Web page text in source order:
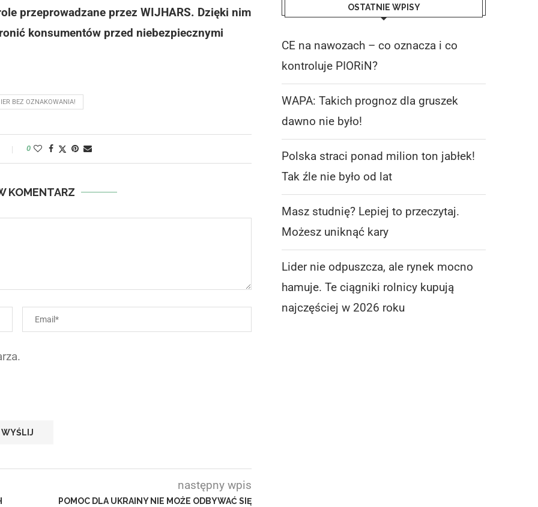
przeprowadzane przez WIJHARS. Dzięki nim
konsumentów przed niebezpiecznymi
BEZ OZNAKOWANIA!
0
KOMENTARZ
następny wpis
POMOC DLA UKRAINY NIE MOŻE ODBYWAĆ SIĘ
OSTATNIE WPISY
CE na nawozach – co oznacza i co
kontroluje PIORiN?
WAPA: Takich prognoz dla gruszek
dawno nie było!
Polska straci ponad milion ton jabłek!
Tak źle nie było od lat
Masz studnię? Lepiej to przeczytaj.
Możesz uniknąć kary
Lider nie odpuszcza, ale rynek mocno
hamuje. Te ciągniki rolnicy kupują
najczęściej w 2026 roku